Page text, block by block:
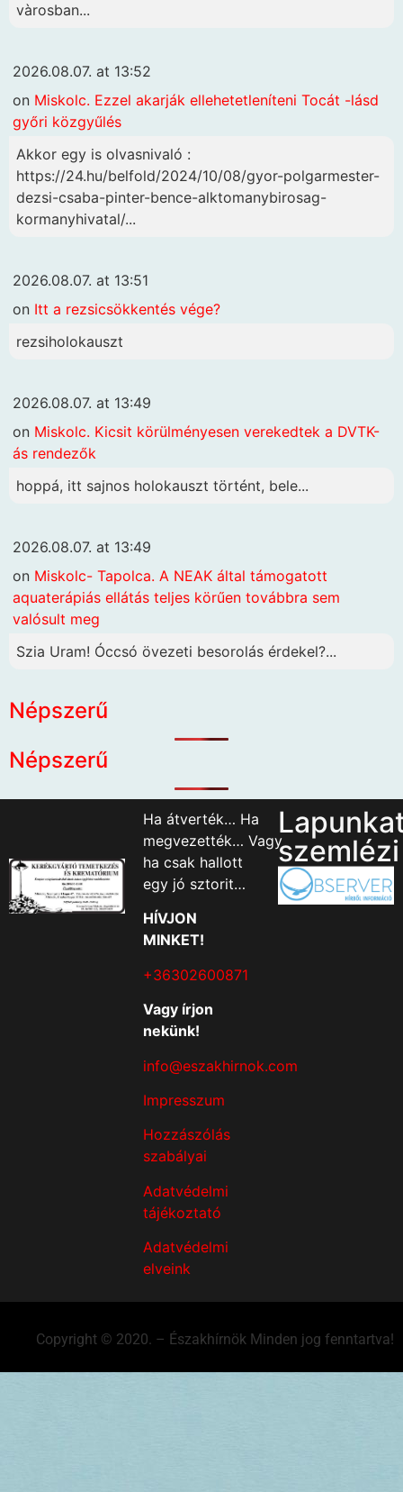
vàrosban...
2026.08.07. at 13:52
on Miskolc. Ezzel akarják ellehetetleníteni Tocát -lásd
győri közgyűlés
Akkor egy is olvasnivaló :
https://24.hu/belfold/2024/10/08/gyor-polgarmester-
dezsi-csaba-pinter-bence-alktomanybirosag-
kormanyhivatal/...
2026.08.07. at 13:51
on Itt a rezsicsökkentés vége?
rezsiholokauszt
2026.08.07. at 13:49
on Miskolc. Kicsit körülményesen verekedtek a DVTK-
ás rendezők
hoppá, itt sajnos holokauszt történt, bele...
2026.08.07. at 13:49
on Miskolc- Tapolca. A NEAK által támogatott
aquaterápiás ellátás teljes körűen továbbra sem
valósult meg
Szia Uram! Óccsó övezeti besorolás érdekel?...
Népszerű
Népszerű
Ha átverték… Ha
megvezették… Vagy
ha csak hallott
egy jó sztorit…
HÍVJON
MINKET!
+36302600871
Vagy írjon
nekünk!
info@eszakhirnok.com
Impresszum
Hozzászólás
szabályai
Adatvédelmi
tájékoztató
Adatvédelmi
elveink
szemlézi
Copyright © 2020. – Északhírnök Minden jog fenntartva!